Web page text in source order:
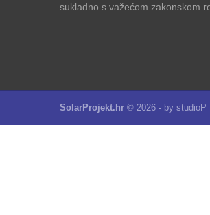
sukladno s važećom zakonskom
SolarProjekt.hr © 2026 - by studioP